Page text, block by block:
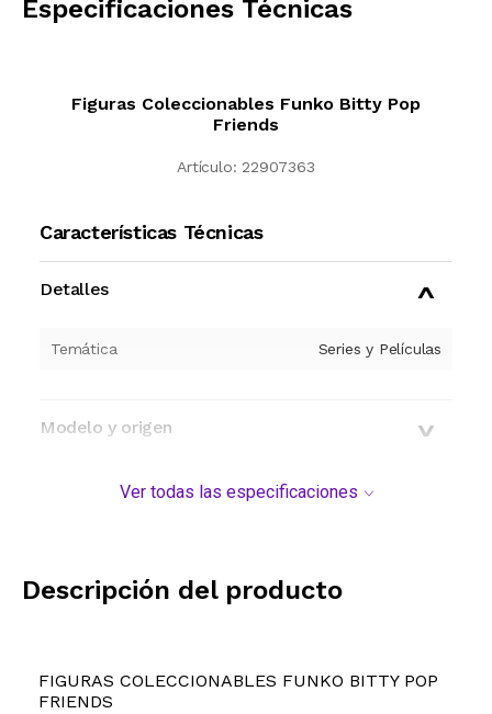
Especificaciones Técnicas
Figuras Coleccionables Funko Bitty Pop
Friends
Artículo: 22907363
Características Técnicas
Detalles
Temática Series y Películas
Modelo y origen
Ver todas las especificaciones
Descripción del producto
FIGURAS COLECCIONABLES FUNKO BITTY POP
FRIENDS